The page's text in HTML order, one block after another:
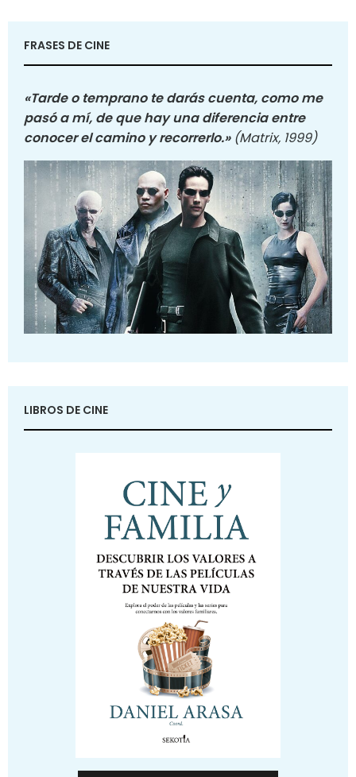
FRASES DE CINE
«Tarde o temprano te darás cuenta, como me
pasó a mí, de que hay una diferencia entre
conocer el camino y recorrerlo.» (Matrix, 1999)
LIBROS DE CINE